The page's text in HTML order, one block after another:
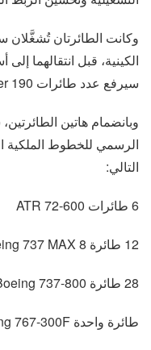
وكانت الطائرتان
الكينية، قبل انتقالهما
سيرفع عدد طائرات Embraer 190 لدى “لارام” إلى ست طائرات.
وبانضمام هاتين
التالي:
6 طائرات ATR 72-600
12 طائرة Boeing 737 MAX 8
28 طائرة Boeing 737-800
طائرة واحدة Boeing 767-300F مخصصة للشحن الجوي